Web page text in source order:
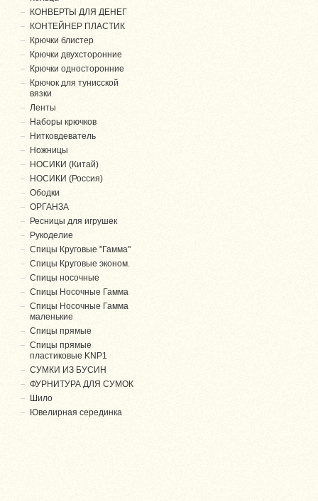
КОНВЕРТЫ ДЛЯ ДЕНЕГ
КОНТЕЙНЕР ПЛАСТИК
Крючки блистер
Крючки двухсторонние
Крючки односторонние
Крючок для тунисской
вязки
Ленты
Наборы крючков
Нитковдеватель
Ножницы
НОСИКИ (Китай)
НОСИКИ (Россия)
Ободки
ОРГАНЗА
Ресницы для игрушек
Рукоделие
Спицы Круговые "Гамма"
Спицы Круговые эконом.
Спицы носочные
Спицы Носочные Гамма
Спицы Носочные Гамма
маленькие
Спицы прямые
Спицы прямые
пластиковые KNP1
СУМКИ ИЗ БУСИН
ФУРНИТУРА ДЛЯ СУМОК
Шило
Ювелирная серединка